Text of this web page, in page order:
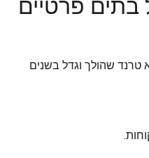
בתים פרטיים
טרנד שהולך וגדל בשנים